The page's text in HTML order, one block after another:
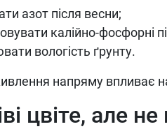
азот після весни;
калійно-фосфорні
вологість ґрунту.
напряму впливає
цвіте, але